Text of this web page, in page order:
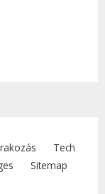
Tech
Sitemap